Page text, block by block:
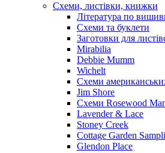
Схеми, листівки, книжки
Література по
Схеми та буклети
Заготовки для
Mirabilia
Debbie Mumm
Wichelt
Схеми
Jim Shore
Cхеми Rosewood
Lavender & Lace
Stoney Creek
Cottage Garden
Glendon Place